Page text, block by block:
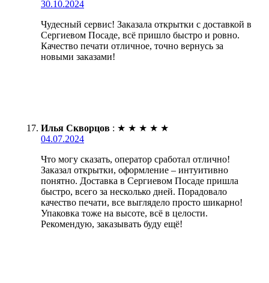
30.10.2024
Чудесный сервис! Заказала открытки с доставкой в
Сергиевом Посаде, всё пришло быстро и ровно.
Качество печати отличное, точно вернусь за
новыми заказами!
Илья Скворцов : ★ ★ ★ ★ ★
04.07.2024
Что могу сказать, оператор сработал отлично!
Заказал открытки, оформление – интуитивно
понятно. Доставка в Сергиевом Посаде пришла
быстро, всего за несколько дней. Порадовало
качество печати, все выглядело просто шикарно!
Упаковка тоже на высоте, всё в целости.
Рекомендую, заказывать буду ещё!